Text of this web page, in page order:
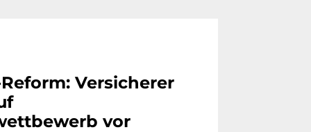
Versicherer
vor